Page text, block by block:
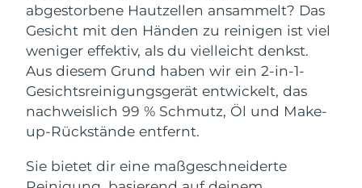
abgestorbene Hautzellen ansammelt? Das
Gesicht mit den Händen zu reinigen ist viel
weniger effektiv, als du vielleicht denkst.
Aus diesem Grund haben wir ein 2-in-1-
Gesichtsreinigungsgerät entwickelt, das
nachweislich 99 % Schmutz, Öl und Make-
up-Rückstände entfernt.
Sie bietet dir eine maßgeschneiderte
LUNA™ 4 Plus
Massage, LED heating
LUNA™ 4 Men
For men, anti-aging massage
BEAR™ 2 go
Microcurrent toning on-the-go
BEAR™ 2 eyes & lips
Microcurrent line smoothing device
Hydratisierung
UFO™ 3 Set
Deep facial hydration
UFO™ 3 LED
device
Mundpflege
issa™ 4
Hybrid silicone sonic toothbrush
issa™ 4 plus
FAQ™ ANTI-AGING-BEHANDLUNG
Anti-aging LED-Behandlungen
NEW
Bosnien und
Herzegowina
Erwartete Lieferung8/12/26
Brunei Darussalam Erwartete Lieferung 8/14/26
Bulgarien Erwartete Lieferung8/9/26